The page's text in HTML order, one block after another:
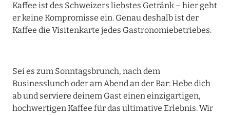
Kaffee ist des Schweizers liebstes Getränk – hier geht
er keine Kompromisse ein. Genau deshalb ist der
Kaffee die Visitenkarte jedes Gastronomiebetriebes.
Sei es zum Sonntagsbrunch, nach dem
Businesslunch oder am Abend an der Bar: Hebe dich
ab und serviere deinem Gast einen einzigartigen,
hochwertigen Kaffee für das ultimative Erlebnis. Wir